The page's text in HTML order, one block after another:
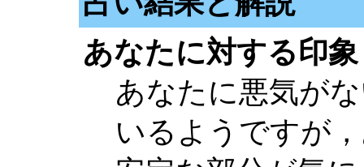
あなたに対する印
あなたに悪気が
いるようですが